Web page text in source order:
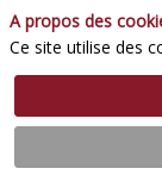
A propos des
Ce site utilise des